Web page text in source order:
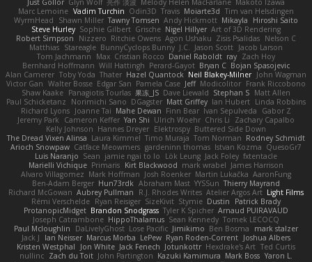
Just Gollor Glyn Wolf 亮作 淡波 Melody Helen MacFarlane Makoto Izawa
Marc Lemoine Vadim Turchin Odin3D Travis Moiarte3d Tim van Helsdingen
WyrmHead
Shawn Miller Tawny Tomsen Andy Hickmott Mikayla
Hiroshi Saito
Steve Hurley Sophie Gilbert Grische Nigel Hillyer Art of 3D Rendering
Robert Simpson
Nizzero Ritchie Owens Agon Ushaku Zisis Psalidas Nelson C
Matthias Stareagle BunnyCyclops Bunny J.C. Jason Scott Jacob Larson
Tom Jachmann
Max Cristian Rocco Daniel Raboldt ray Zach Hoy
Bernhard Hoffmann Will Hattingh Perard-Gayot Bryan C Bojan Spasojevic
Alan Camerer Toby Yoda Thater Hazel Quantock Neil Blakey-Milner John Wagman
Victor Gan Walter Bosse Edgar San Pamela Case Jeff Modicolitor Frank Riccobono
Shaw Kaake Panagiotis Tourlas 果冻_JS Dave Liewald Stephan S Matt Allen
Paul Schicketanz
Norimichi Sano DGagster Matt Griffey Ian Hubert Linda Robbins
Richard Lyons Joanne Tai Mahe Dewan Finn Bear Ivan Sepulveda
Gabor Z
Jeremy Park
Cameron Keffer Yan Shi Ulrich Woehr Chris Li
Zachary Capalbo
Kelly Johnson Hannes Dreyer Elektrospy Buttered Side Down
The Dread Vixen Alinsa Laura Kimmel Timo Muraja Tom Norman Rodney Schmidt
Arioch Snowpaw Catface Meowmers gardeninn thomas Istvan Kozma QuesoGr7
Luis Naranjo Sean jamie ngai to lo Lök Leung Jack Foley fxtentacle
Marielli Vichique Primaris Kirt Blackwood mark wrabel James Harrison
Alvaro Villagomez Mark Hoffman Josh Roenker Martin Lukačka AaronFung
Ben-Adam Berger Hun73rdk Abraham Mast YYSSun Thierry Mayrand
Richard McGowan Aubrey Pullman R.J. Rhodes Writes Atelier Argos Art Light Films
Rémi Verschelde Ryan Reisiger SizeKivit Stymie Dustin
Patrick Brady
ProtanopicMidget Brandon Snodgrass Tyler K Spicher Arnaud PUIRAVAUD
Joseph Catrambone HippoThalamus Sean Kennedy Tomek LECOCQ
Paul Mcloughlin
DaLivelyGhost Lose Pacific Jimikimo Ben Bosma
mark stalzer
Jack J
Ian Neisser Marcus Morba LePew Ryan Roden-Corrent Joshua Albers
Kristen Westphal
Jon White Jack Fenech Jotunkottr Hexdrake's Art Ted Curtis
nullinc Zach du Toit John Partington Kazuki Kamimura Mark Boss Yaron L.